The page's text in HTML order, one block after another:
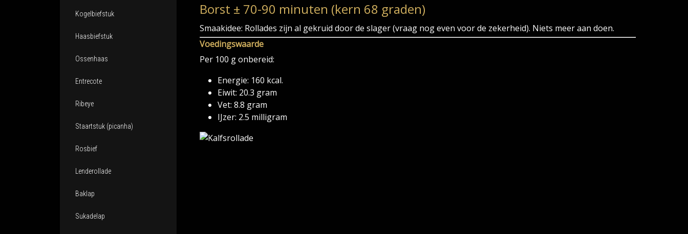
Kogelbiefstuk
Haasbiefstuk
Ossenhaas
Entrecote
Ribeye
Staartstuk (picanha)
Rosbief
Lenderollade
Baklap
Sukadelap
Borst ± 70-90 minuten (kern 68 graden)
Smaakidee: Rollades zijn al gekruid door de slager (vraag nog even voor de zekerheid). Niets meer aan doen.
Voedingswaarde
Per 100 g onbereid:
Energie: 160 kcal.
Eiwit: 20.3 gram
Vet: 8.8 gram
IJzer: 2.5 milligram